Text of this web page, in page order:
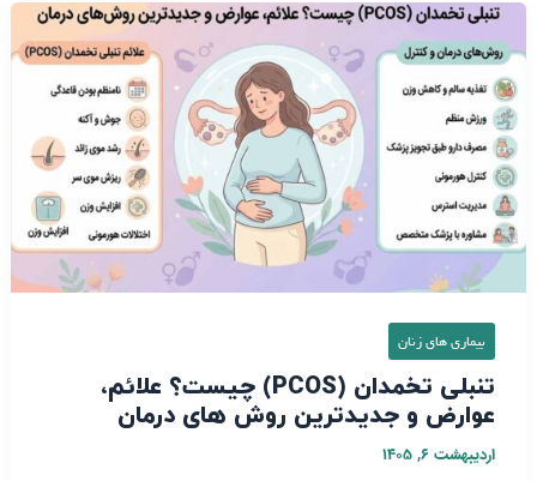
بیماری‌ های زنان
تنبلی تخمدان (PCOS) چیست؟ علائم،
عوارض و جدیدترین روش‌ های درمان
اردیبهشت ۶, ۱۴۰۵
تنبلی
تخمدان
(PCOS)
چیست؟
علائم،
عوارض
و
جدیدترین
روش‌
های
درمان